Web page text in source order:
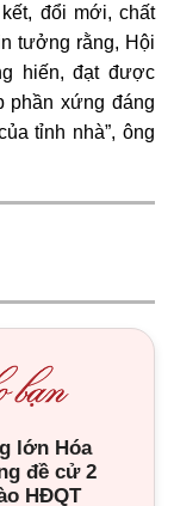
đổi mới, chất
tưởng rằng, Hội
hiến, đạt được
phần xứng đáng
tỉnh nhà”, ông
lớn Hóa
đề cử 2
HĐQT